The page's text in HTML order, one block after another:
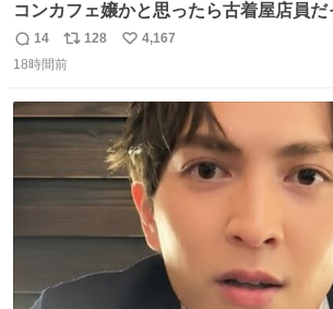
コンカフェ嬢かと思ったら古着屋店員
売？
返
信
14
リ
ポ
ト
128
い
数
4,167
18時間前